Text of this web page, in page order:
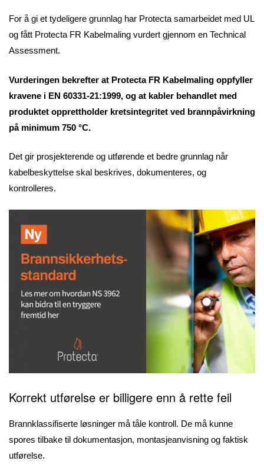
For å gi et tydeligere grunnlag har Protecta samarbeidet med UL
og fått Protecta FR Kabelmaling vurdert gjennom en Technical
Assessment.
Vurderingen bekrefter at Protecta FR Kabelmaling oppfyller
kravene i EN 60331-21:1999, og at kabler behandlet med
produktet opprettholder kretsintegritet ved brannpåvirkning
på minimum 750 °C.
Det gir prosjekterende og utførende et bedre grunnlag når
kabelbeskyttelse skal beskrives, dokumenteres, og
kontrolleres.
Korrekt utførelse er billigere enn å rette feil
Brannklassifiserte løsninger må tåle kontroll. De må kunne
spores tilbake til dokumentasjon, montasjeanvisning og faktisk
utførelse.